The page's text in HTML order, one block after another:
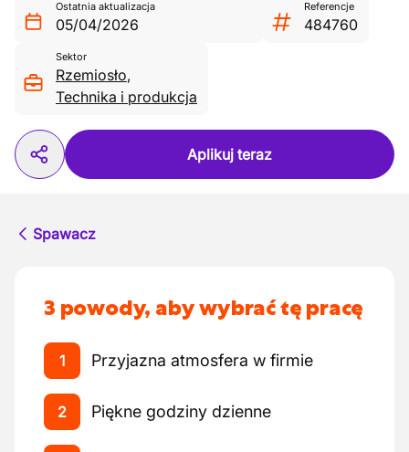
Ostatnia aktualizacja
05/04/2026
Referencje
484760
Sektor
Rzemiosło,
Technika i produkcja
Aplikuj teraz
Spawacz
3 powody, aby wybrać tę pracę
1 Przyjazna atmosfera w firmie
2 Piękne godziny dzienne